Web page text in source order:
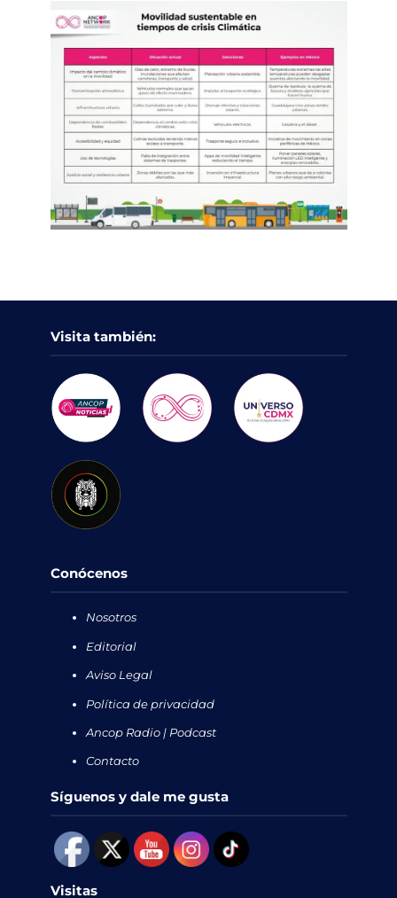
Visita también:
Conócenos
Nosotros
Editorial
Aviso Legal
Política de privacidad
Ancop Radio | Podcast
Contacto
Síguenos y dale me gusta
Visitas